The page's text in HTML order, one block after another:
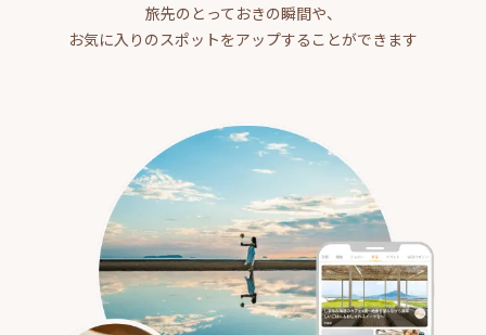
旅先のとっておきの瞬間や、
お気に入りのスポットをアップすることができます